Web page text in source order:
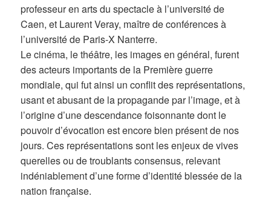
professeur en arts du spectacle à l’université de
Caen, et Laurent Veray, maître de conférences à
l’université de Paris-X Nanterre.
Le cinéma, le théâtre, les images en général, furent
des acteurs importants de la Première guerre
mondiale, qui fut ainsi un conflit des représentations,
usant et abusant de la propagande par l’image, et à
l’origine d’une descendance foisonnante dont le
pouvoir d’évocation est encore bien présent de nos
jours. Ces représentations sont les enjeux de vives
querelles ou de troublants consensus, relevant
indéniablement d’une forme d’identité blessée de la
nation française.